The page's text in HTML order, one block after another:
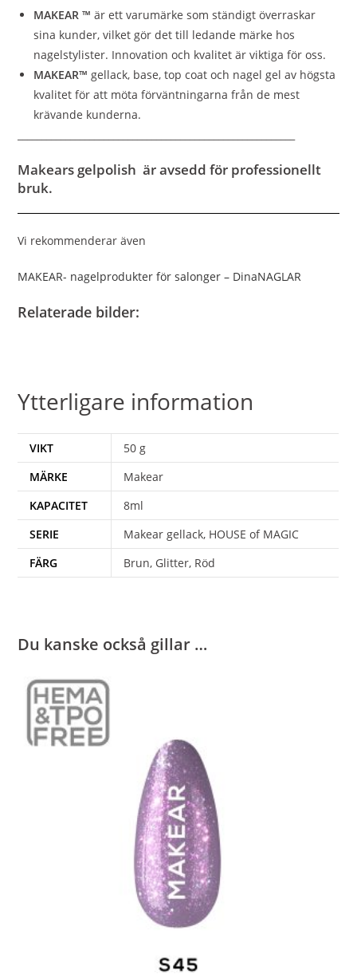
MAKEAR ™ är ett varumärke som ständigt överraskar
sina kunder, vilket gör det till ledande märke hos
nagelstylister. Innovation och kvalitet är viktiga för oss.
MAKEAR™ gellack, base, top coat och nagel gel av högsta
kvalitet för att möta förväntningarna från de mest
krävande kunderna.
Makears gelpolish är avsedd för professionellt
bruk.
Vi rekommenderar även
MAKEAR- nagelprodukter för salonger – DinaNAGLAR
Relaterade bilder:
Ytterligare information
VIKT
50 g
MÄRKE
Makear
KAPACITET
8ml
SERIE
Makear gellack, HOUSE of MAGIC
FÄRG
Brun, Glitter, Röd
Du kanske också gillar …